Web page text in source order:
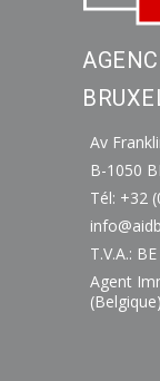
Av
B-1050
Tél: +32
T.V.A.:
Agent